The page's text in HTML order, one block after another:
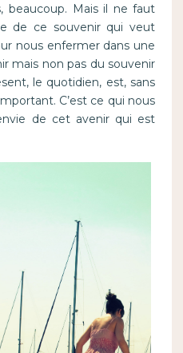
beaucoup. Mais il ne faut
de ce souvenir qui veut
nous enfermer dans une
mais non pas du souvenir
le quotidien, est, sans
C’est ce qui nous
de cet avenir qui est